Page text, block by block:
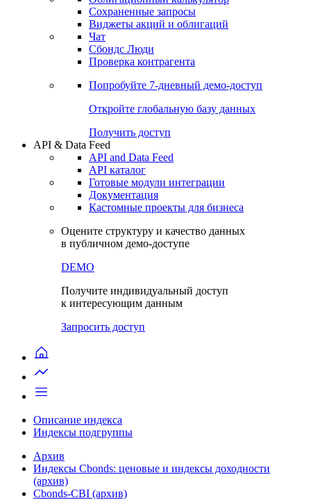
Сохраненные запросы
Виджеты акций и облигаций
Чат
Сбондс Люди
Проверка контрагента
Попробуйте 7-дневный демо-доступ
Откройте глобальную базу данных
Получить доступ
API & Data Feed
API and Data Feed
API каталог
Готовые модули интеграции
Документация
Кастомные проекты для бизнеса
Оцените структуру и качество данных
в публичном демо-доступе
DEMO
Получите индивидуальный доступ
к интересующим данным
Запросить доступ
Описание индекса
Индексы подгруппы
Архив
Индексы Cbonds: ценовые и индексы доходности
(архив)
Cbonds-CBI (архив)